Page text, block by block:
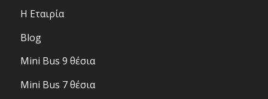
Η Εταιρία
Blog
Mini Bus 9 θέσια
Mini Bus 7 θέσια